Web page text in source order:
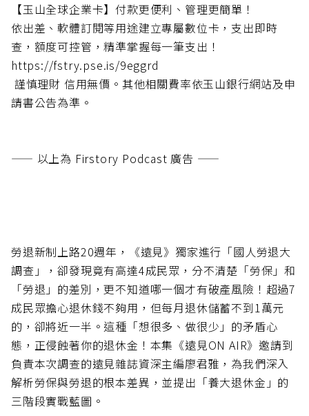
【玉山全球企業卡】付款更便利、管理更簡單！
依出差、軟體訂閱等用途建立專屬數位卡，支出即時
查，額度可控管，精準掌握每一筆支出！
https://fstry.pse.is/9eggrd
謹慎理財 信用無價。其他相關費率依玉山銀行網站及申
請書公告為準。
—— 以上為 Firstory Podcast 廣告 ——
勞退新制上路20週年，《遠見》獨家進行「國人勞退大
調查」，卻發現竟有高達4成民眾，分不清楚「勞保」和
「勞退」的差別，更不知道哪一個才有破產風險！超過7
成民眾擔心退休錢不夠用，但每月退休儲蓄不到1萬元
的，卻將近一半。這種「想很多、做很少」的矛盾心
態，正侵蝕著你的退休金！本集《遠見ON AIR》邀請到
負責本次調查的遠見雜誌資深主編廖君雅，為我們深入
解析勞保與勞退的根本差異，並提出「養大退休金」的
三階段實戰藍圖。